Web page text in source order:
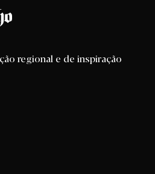
regional e de inspiração